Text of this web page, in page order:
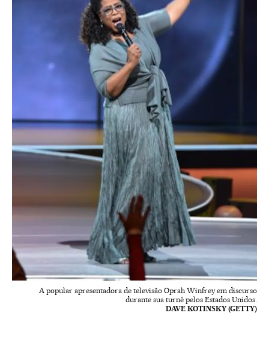
A popular apresentadora de televisão Oprah Winfrey em discurso
durante sua turnê pelos Estados Unidos.
DAVE KOTINSKY (GETTY)